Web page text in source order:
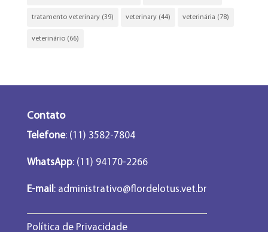
tratamento veterinary(39) veterinary(44) veterinária (78)
veterinário(66)
Contato
Telefone: (11) 3582-7804
WhatsApp: (11) 94170-2266
E-mail :administrativo@flordelotus.vet.br
Política de Privacidade